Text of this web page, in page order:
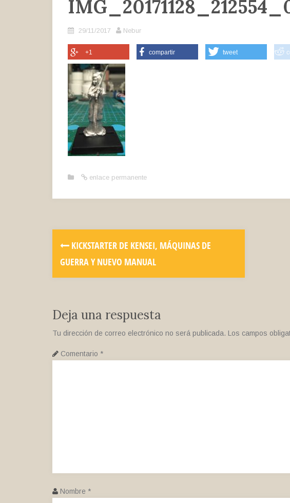
29/11/2017 Nebur
+1 compartir tweet
enlace permanente
KICKSTARTER DE KENSEI, MÁQUINAS DE
GUERRA Y NUEVO MANUAL
Deja una respuesta
Tu dirección de correo electrónico no será publicada. Los campos
Comentario *
Nombre *